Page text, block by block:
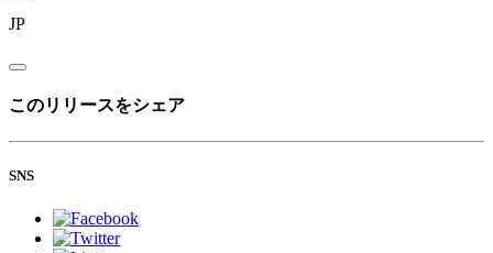
JP
このリリースをシェア
SNS